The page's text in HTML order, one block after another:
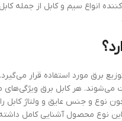
انواع سیم و کابل از جمله
برق مورد استفاده قرار
می‌شوند. هر کابل برق
و جنس عایق و ولتاژ کابل
نوع محصول آشنایی کامل